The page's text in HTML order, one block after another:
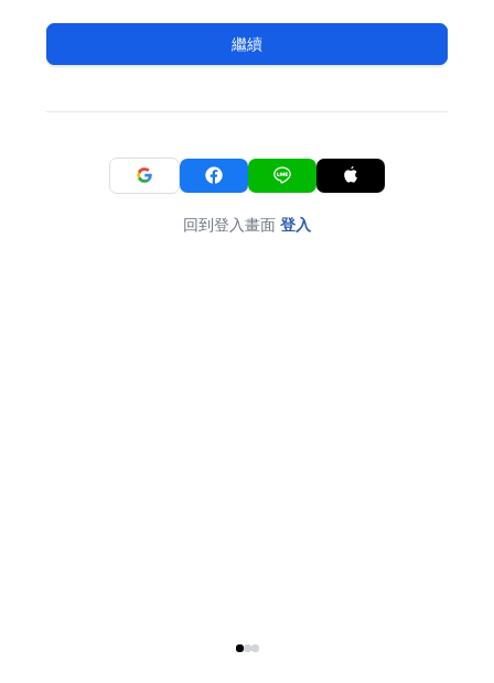
繼續
回到登入畫面 登入